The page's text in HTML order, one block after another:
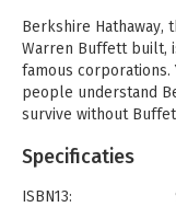
Berkshire
Warren Buffett built,
famous
people understand
survive without
In a comprehensive
unites Berkshire's
unearths the traits
Specificaties
ISBN13: